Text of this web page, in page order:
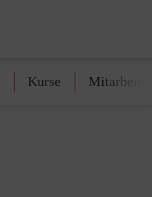
Kurse